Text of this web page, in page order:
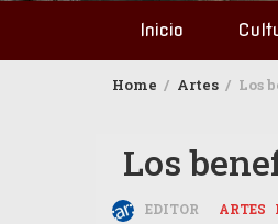
Inicio
Home Artes Los
Los
EDITOR ARTES